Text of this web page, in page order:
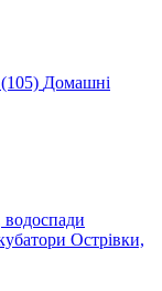
(105) Домашні
водоспади
Острівки,